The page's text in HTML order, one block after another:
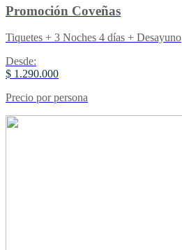
Promoción Coveñas
Tiquetes + 3 Noches 4 días + Desayuno
Desde:
$ 1.290.000
Precio por persona